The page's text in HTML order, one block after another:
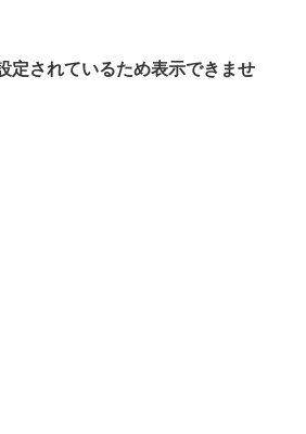
定されているため表示できませ